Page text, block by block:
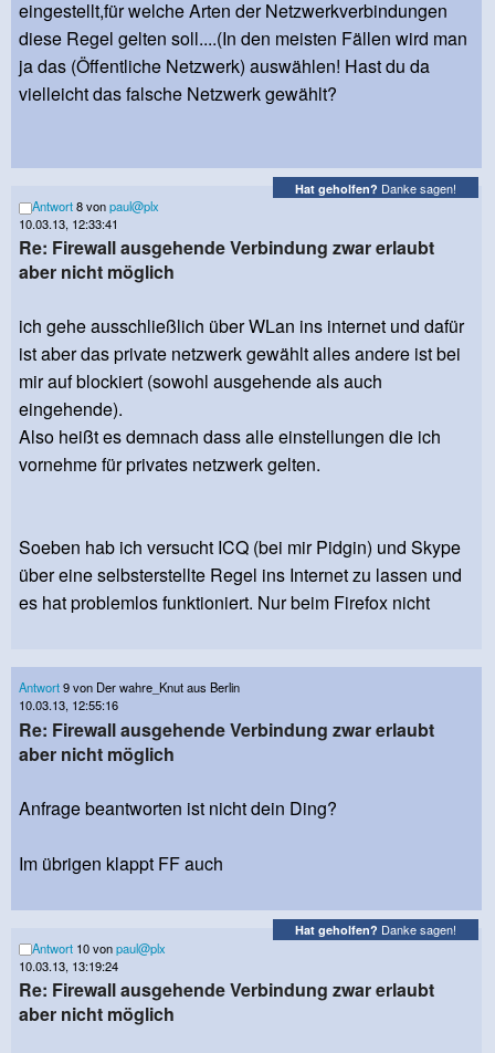
eingestellt,für welche Arten der Netzwerkverbindungen
diese Regel gelten soll....(In den meisten Fällen wird man
ja das (Öffentliche Netzwerk) auswählen! Hast du da
vielleicht das falsche Netzwerk gewählt?
Hat geholfen? Danke sagen!
Antwort8 vonpaul@plx
10.03.13, 12:33:41
Re: Firewall ausgehende Verbindung zwar erlaubt
aber nicht möglich
ich gehe ausschließlich über WLan ins internet und dafür
ist aber das private netzwerk gewählt alles andere ist bei
mir auf blockiert (sowohl ausgehende als auch
eingehende).
Also heißt es demnach dass alle einstellungen die ich
vornehme für privates netzwerk gelten.
Soeben hab ich versucht ICQ (bei mir Pidgin) und Skype
über eine selbsterstellte Regel ins Internet zu lassen und
es hat problemlos funktioniert. Nur beim Firefox nicht
Antwort9 von Der wahre_Knut aus Berlin
10.03.13, 12:55:16
Re: Firewall ausgehende Verbindung zwar erlaubt
aber nicht möglich
Anfrage beantworten ist nicht dein Ding?
Im übrigen klappt FF auch
Hat geholfen? Danke sagen!
Antwort 10 vonpaul@plx
10.03.13, 13:19:24
Re: Firewall ausgehende Verbindung zwar erlaubt
aber nicht möglich